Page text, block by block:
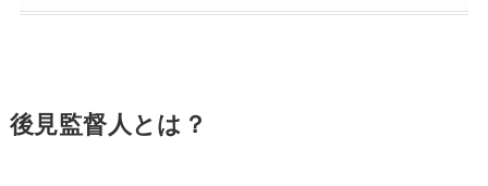
後見監督人とは？